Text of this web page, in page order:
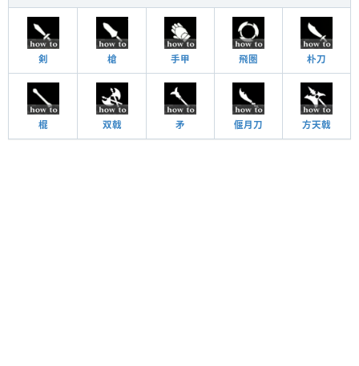
剣 槍 手甲 飛圏 朴刀
棍 双戟 矛 偃月刀 方天戟